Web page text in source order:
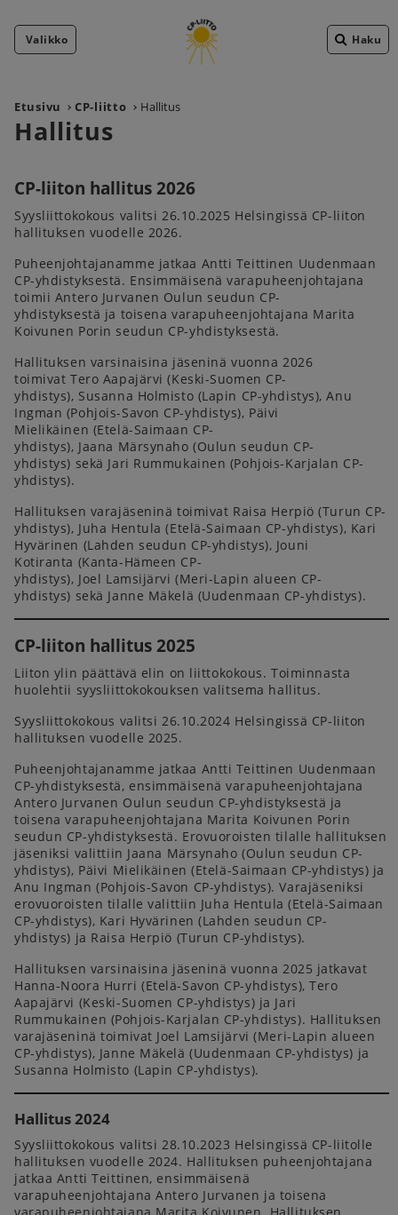
Valikko Haku
Etusivu CP-liitto Hallitus
Hallitus
CP-liiton hallitus 2026
Syysliittokokous valitsi 26.10.2025 Helsingissä CP-liiton
hallituksen vuodelle 2026.
Puheenjohtajanamme jatkaa Antti Teittinen Uudenmaan
CP-yhdistyksestä. Ensimmäisenä varapuheenjohtajana
toimii Antero Jurvanen Oulun seudun CP-
yhdistyksestä ja toisena varapuheenjohtajana Marita
Koivunen Porin seudun CP-yhdistyksestä.
Hallituksen varsinaisina jäseninä vuonna 2026
toimivat Tero Aapajärvi (Keski-Suomen CP-
yhdistys), Susanna Holmisto (Lapin CP-yhdistys), Anu
Ingman (Pohjois-Savon CP-yhdistys), Päivi
Mielikäinen (Etelä-Saimaan CP-
yhdistys), Jaana Märsynaho (Oulun seudun CP-
yhdistys) sekä Jari Rummukainen (Pohjois-Karjalan CP-
yhdistys).
Hallituksen varajäseninä toimivat Raisa Herpiö (Turun CP-
yhdistys), Juha Hentula (Etelä-Saimaan CP-yhdistys), Kari
Hyvärinen (Lahden seudun CP-yhdistys), Jouni
Kotiranta (Kanta-Hämeen CP-
yhdistys), Joel Lamsijärvi (Meri-Lapin alueen CP-
yhdistys) sekä Janne Mäkelä (Uudenmaan CP-yhdistys).
CP-liiton hallitus 2025
Liiton ylin päättävä elin on liittokokous. Toiminnasta
huolehtii syysliittokokouksen valitsema hallitus.
Syysliittokokous valitsi 26.10.2024 Helsingissä CP-liiton
hallituksen vuodelle 2025.
Puheenjohtajanamme jatkaa Antti Teittinen Uudenmaan
CP-yhdistyksestä, ensimmäisenä varapuheenjohtajana
Antero Jurvanen Oulun seudun CP-yhdistyksestä ja
toisena varapuheenjohtajana Marita Koivunen Porin
seudun CP-yhdistyksestä. Erovuoroisten tilalle hallituksen
jäseniksi valittiin Jaana Märsynaho (Oulun seudun CP-
yhdistys), Päivi Mielikäinen (Etelä-Saimaan CP-yhdistys) ja
Anu Ingman (Pohjois-Savon CP-yhdistys). Varajäseniksi
erovuoroisten tilalle valittiin Juha Hentula (Etelä-Saimaan
CP-yhdistys), Kari Hyvärinen (Lahden seudun CP-
yhdistys) ja Raisa Herpiö (Turun CP-yhdistys).
Hallituksen varsinaisina jäseninä vuonna 2025 jatkavat
Hanna-Noora Hurri (Etelä-Savon CP-yhdistys), Tero
Aapajärvi (Keski-Suomen CP-yhdistys) ja Jari
Rummukainen (Pohjois-Karjalan CP-yhdistys). Hallituksen
varajäseninä toimivat Joel Lamsijärvi (Meri-Lapin alueen
CP-yhdistys), Janne Mäkelä (Uudenmaan CP-yhdistys) ja
Susanna Holmisto (Lapin CP-yhdistys).
Hallitus 2024
Syysliittokokous valitsi 28.10.2023 Helsingissä CP-liitolle
hallituksen vuodelle 2024. Hallituksen puheenjohtajana
jatkaa Antti Teittinen, ensimmäisenä
varapuheenjohtajana Antero Jurvanen ja toisena